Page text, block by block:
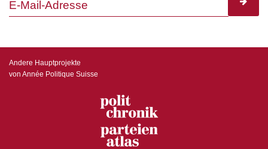
Andere Hauptprojekte
von Année Politique Suisse